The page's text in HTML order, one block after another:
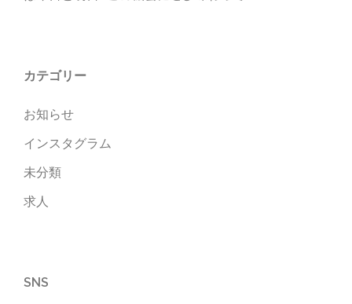
カテゴリー
お知らせ
インスタグラム
未分類
求人
SNS